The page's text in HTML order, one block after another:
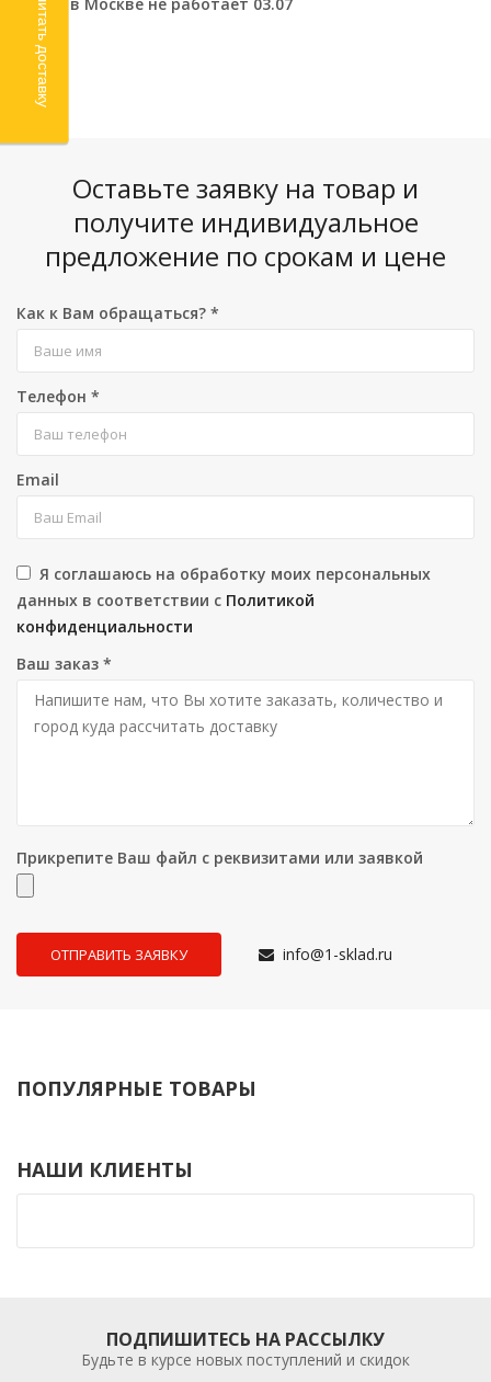
Оставьте заявку на товар и
получите индивидуальное
предложение по срокам и цене
Как к Вам обращаться? *
Телефон *
Email
Я соглашаюсь на обработку моих персональных
данных в соответствии с Политикой
конфиденциальности
Ваш заказ *
Прикрепите Ваш файл с реквизитами или заявкой
info@1-sklad.ru
ПОПУЛЯРНЫЕ ТОВАРЫ
НАШИ КЛИЕНТЫ
ПОДПИШИТЕСЬ НА РАССЫЛКУ
Будьте в курсе новых поступлений и скидок
Рассчитать доставку